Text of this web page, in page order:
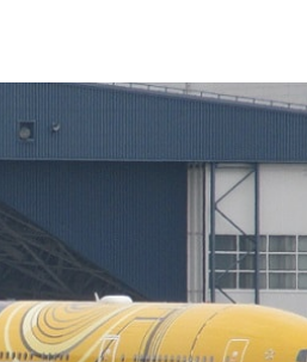
ィーク Facebook SNS 口唇
西松屋
コースター 淡路島 観光 投
絵本 公園
て 童心社 記念フォトブック
兵庫県 おやつ ＦＰ３級
テーマパーク 退職 くれよん